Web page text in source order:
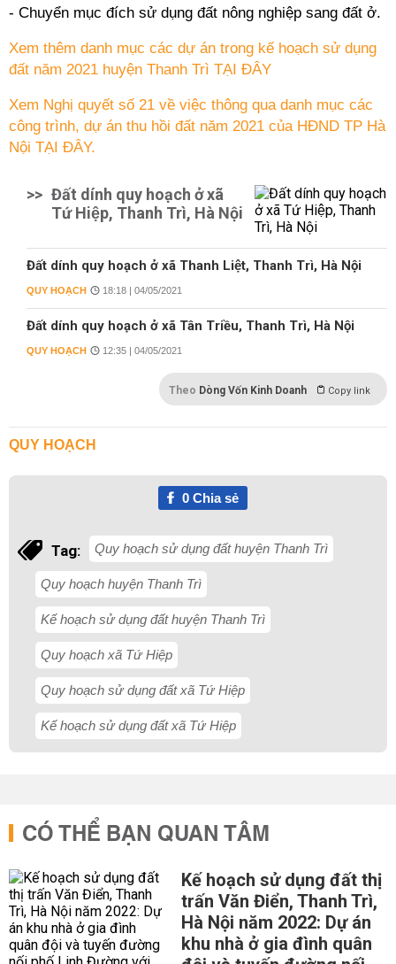
- Chuyển mục đích sử dụng đất nông nghiệp sang đất ở.
Xem thêm danh mục các dự án trong kế hoạch sử dụng
đất năm 2021 huyện Thanh Trì TẠI ĐÂY
Xem Nghị quyết số 21 về việc thông qua danh mục các
công trình, dự án thu hồi đất năm 2021 của HĐND TP Hà
Nội TẠI ĐÂY.
>> Đất dính quy hoạch ở xã
Tứ Hiệp, Thanh Trì, Hà Nội
Đất dính quy hoạch ở xã Thanh Liệt, Thanh Trì, Hà Nội
QUY HOẠCH 18:18 | 04/05/2021
Đất dính quy hoạch ở xã Tân Triều, Thanh Trì, Hà Nội
QUY HOẠCH 12:35 | 04/05/2021
Theo Dòng Vốn Kinh Doanh Copy link
QUY HOẠCH
0Chia sẻ
Tag: Quy hoạch sử dụng đất huyện Thanh Trì
Quy hoạch huyện Thanh Trì
Kế hoạch sử dụng đất huyện Thanh Trì
Quy hoạch xã Tứ Hiệp
Quy hoạch sử dụng đất xã Tứ Hiệp
Kế hoạch sử dụng đất xã Tứ Hiệp
CÓ THỂ BẠN QUAN TÂM
Kế hoạch sử dụng đất thị
trấn Văn Điển, Thanh Trì,
Hà Nội năm 2022: Dự án
khu nhà ở gia đình quân